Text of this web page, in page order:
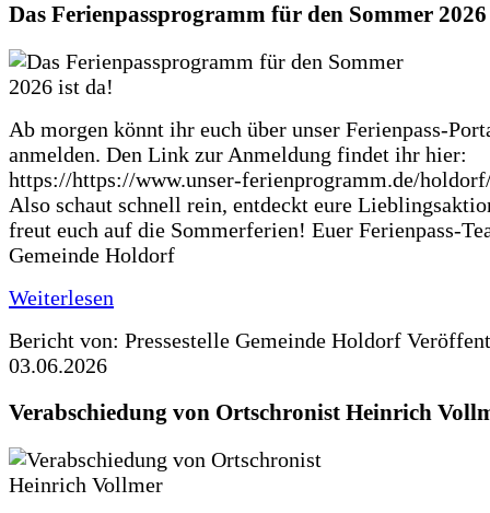
Das Ferienpassprogramm für den Sommer
Ab morgen könnt ihr euch über unser Ferienpass-
anmelden. Den Link zur Anmeldung findet ihr hier:
https://https://www.unser-ferienprogramm.de/
Also schaut schnell rein, entdeckt eure
freut euch auf die Sommerferien! Euer Ferienpass-
Gemeinde Holdorf
Weiterlesen
Bericht von: Pressestelle Gemeinde Holdorf
03.06.2026
Verabschiedung von Ortschronist Heinrich